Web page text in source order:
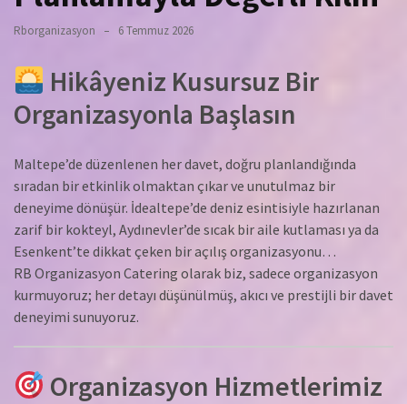
Rborganizasyon 6 Temmuz 2026
Hikâyeniz Kusursuz Bir
Organizasyonla Başlasın
Maltepe’de düzenlenen her davet, doğru planlandığında
sıradan bir etkinlik olmaktan çıkar ve unutulmaz bir
deneyime dönüşür. İdealtepe’de deniz esintisiyle hazırlanan
zarif bir kokteyl, Aydınevler’de sıcak bir aile kutlaması ya da
Esenkent’te dikkat çeken bir açılış organizasyonu…
RB Organizasyon Catering olarak biz, sadece organizasyon
kurmuyoruz; her detayı düşünülmüş, akıcı ve prestijli bir davet
deneyimi sunuyoruz.
Organizasyon Hizmetlerimiz